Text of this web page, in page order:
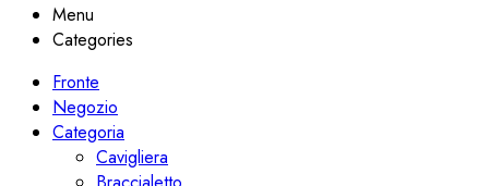
Menu
Categories
Fronte
Negozio
Categoria
Cavigliera